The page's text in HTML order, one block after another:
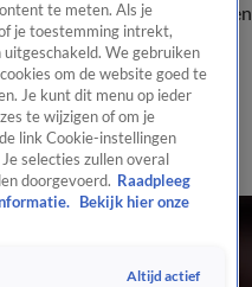
vragenKijkersvraag insturen
ShopUitzending
te meten. Als je
je toestemming intrekt,
We gebruiken
om de website goed te
Je kunt dit menu op ieder
te wijzigen of om je
link Cookie-instellingen
selecties zullen overal
doorgevoerd. Raadpleeg
Bekijk hier onze
Altijd actief